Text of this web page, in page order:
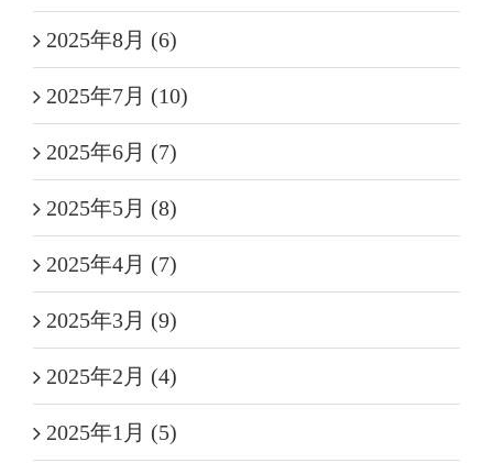
2025年8月 (6)
2025年7月 (10)
2025年6月 (7)
2025年5月 (8)
2025年4月 (7)
2025年3月 (9)
2025年2月 (4)
2025年1月 (5)